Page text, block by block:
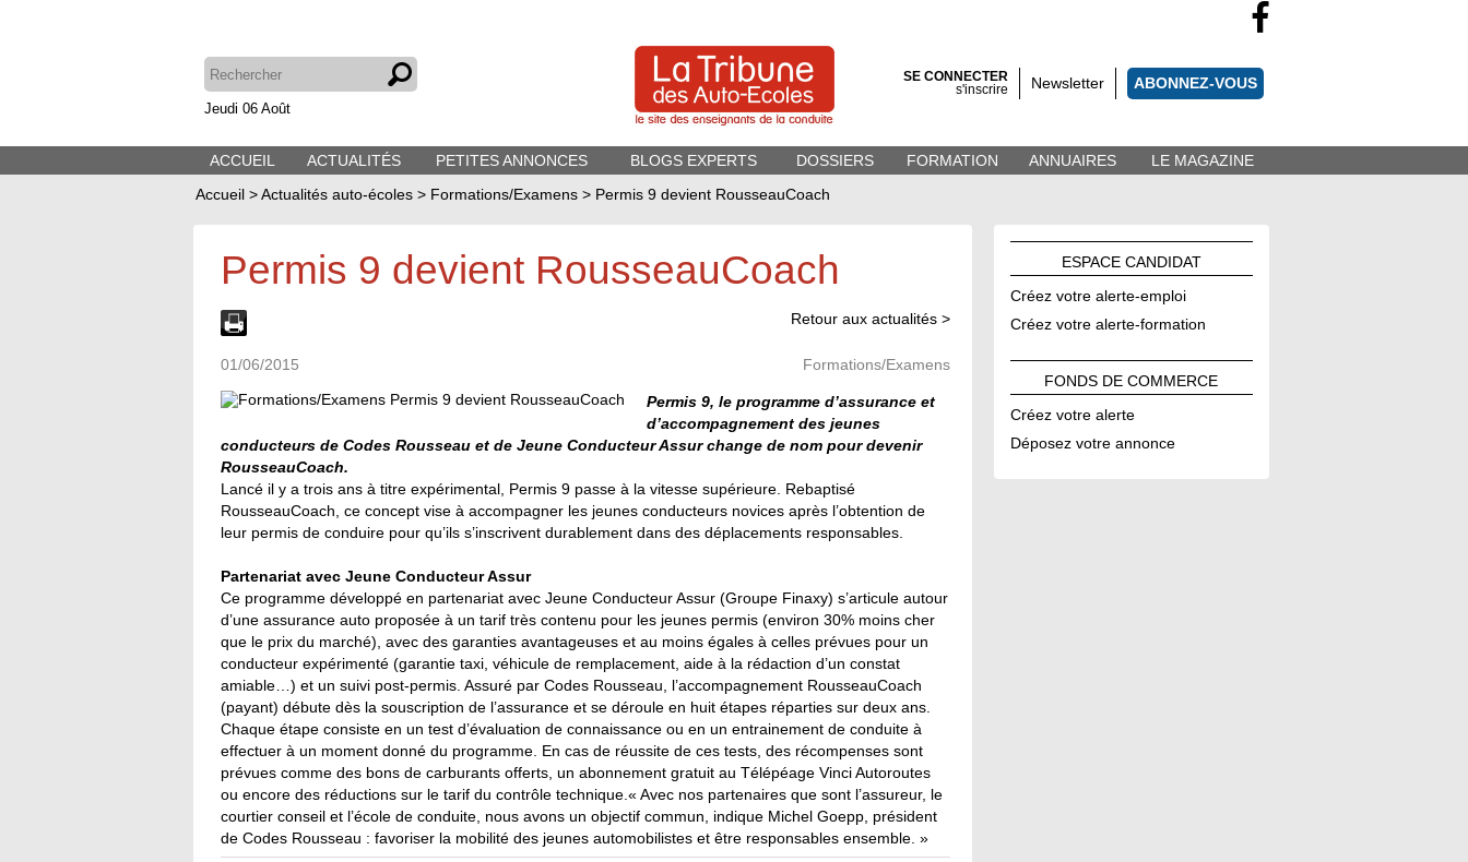
Jeudi 06 Août
SE CONNECTER
s'inscrire
Newsletter ABONNEZ-VOUS
ACCUEIL ACTUALITÉS PETITES ANNONCES BLOGS EXPERTS DOSSIERS FORMATION ANNUAIRES
LE MAGAZINE
Accueil >Actualités auto-écoles > Formations/Examens > Permis 9 devient RousseauCoach
ESPACE CANDIDAT
Créez votre alerte-emploi
Créez votre alerte-formation
FONDS DECOMMERCE
Créez votre alerte
Déposez votre annonce
Permis 9 devient RousseauCoach
Retour aux actualités >
01/06/2015 Formations/Examens
Permis 9, le programme d’assurance et
d’accompagnement des jeunes
conducteurs de Codes Rousseau et de Jeune Conducteur Assur change de nom pour devenir
RousseauCoach.
Lancé il y a trois ans à titre expérimental, Permis 9 passe à la vitesse supérieure. Rebaptisé
RousseauCoach, ce concept vise à accompagner les jeunes conducteurs novices après l’obtention de
leur permis de conduire pour qu’ils s’inscrivent durablement dans des déplacements responsables.
Partenariat avec Jeune Conducteur Assur
Ce programme développé en partenariat avec Jeune Conducteur Assur (Groupe Finaxy) s’articule autour
d’une assurance auto proposée à un tarif très contenu pour les jeunes permis (environ 30% moins cher
que le prix du marché), avec des garanties avantageuses et au moins égales à celles prévues pour un
conducteur expérimenté (garantie taxi, véhicule de remplacement, aide à la rédaction d’un constat
amiable…) et un suivi post-permis. Assuré par Codes Rousseau, l’accompagnement RousseauCoach
(payant) débute dès la souscription de l’assurance et se déroule en huit étapes réparties sur deux ans.
Chaque étape consiste en un test d’évaluation de connaissance ou en un entrainement de conduite à
effectuer à un moment donné du programme. En cas de réussite de ces tests, des récompenses sont
prévues comme des bons de carburants offerts, un abonnement gratuit au Télépéage Vinci Autoroutes
ou encore des réductions sur le tarif du contrôle technique.« Avec nos partenaires que sont l’assureur, le
courtier conseil et l’école de conduite, nous avons un objectif commun, indique Michel Goepp, président
de Codes Rousseau : favoriser la mobilité des jeunes automobilistes et être responsables ensemble. »